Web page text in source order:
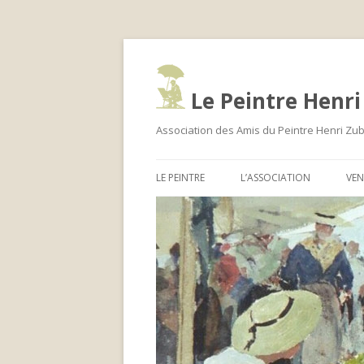
Le Peintre
Association des Amis du Peintre Henri
LE PEINTRE
LA LETTRE
HENRI ZUBER ET SON TEMPS
LA
LA
LA
LA
LA
BIOGRAPHIE
MUSÉES
LIEUX GÉOGRAPHIQUES
D’INSPIRATION
L’ASSOCIATION
EXPERTISE
ACTUALITÉ
ADHÉRER
LA BOUTIQUE